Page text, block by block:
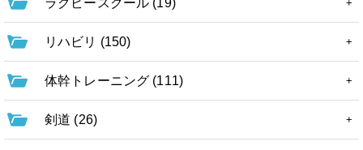
ラグビースクール (19)
リハビリ (150)
体幹トレーニング (111)
剣道 (26)